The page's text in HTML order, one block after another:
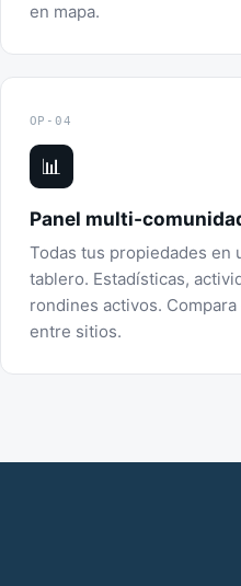
en mapa.
OP-04
📊
Panel multi-
Todas tus propiedades en
tablero. Estadísticas,
rondines activos.
entre sitios.